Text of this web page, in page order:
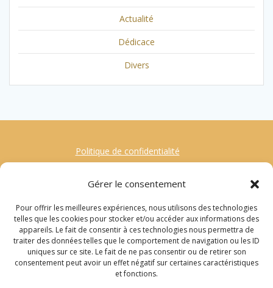
Gérer le consentement
Pour offrir les meilleures expériences, nous utilisons des technologies
telles que les cookies pour stocker et/ou accéder aux informations des
appareils. Le fait de consentir à ces technologies nous permettra de
traiter des données telles que le comportement de navigation ou les ID
uniques sur ce site. Le fait de ne pas consentir ou de retirer son
consentement peut avoir un effet négatif sur certaines caractéristiques
et fonctions.
Actualité
Dédicace
Divers
Politique de confidentialité
Gestion des Cookies
Recherche
pour